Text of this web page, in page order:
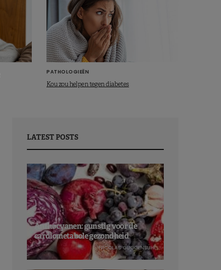
PATHOLOGIEËN
Kou zou helpen tegen diabetes
LATEST POSTS
Anthocyanen: gunstig voor de
cardiometabole gezondheid
NICOLAS GUGGENBÜHL